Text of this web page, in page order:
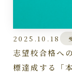
2025.10.18
志望校合格へ
標達成する「